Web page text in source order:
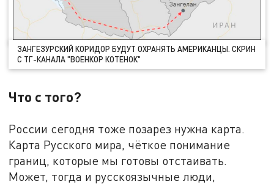
ЗАНГЕЗУРСКИЙ КОРИДОР БУДУТ ОХРАНЯТЬ АМЕРИКАНЦЫ. СКРИН
С ТГ-КАНАЛА "ВОЕНКОР КОТЕНОК"
Что с того?
России сегодня тоже позарез нужна карта.
Карта Русского мира, чёткое понимание
границ, которые мы готовы отстаивать.
Может, тогда и русскоязычные люди,